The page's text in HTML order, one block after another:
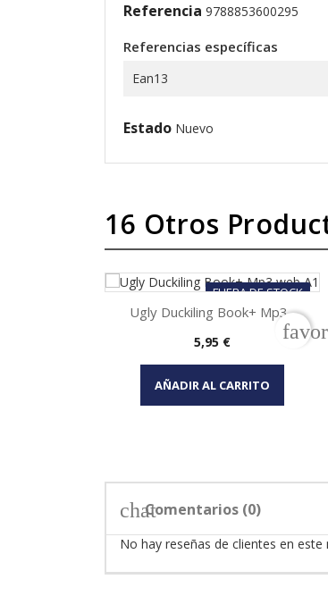
Referencia 9788853600295
Referencias específicas
Ean13
Estado Nuevo
16 Otros
FUERA DE STOCK
Vista rápida
Ugly Duckiling Book+ Mp3...
Precio
5,95 €
AÑADIR AL CARRITO
chatComentarios (0)
No hay reseñas de clientes en